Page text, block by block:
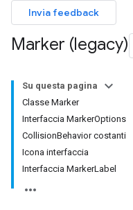
Invia feedback
Marker (legacy)
Su questa pagina
Classe Marker
Interfaccia MarkerOptions
CollisionBehavior costanti
Icona interfaccia
Interfaccia MarkerLabel